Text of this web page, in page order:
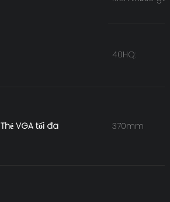
40HQ:
Thẻ VGA tối đa 370mm